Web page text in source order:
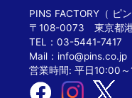
PINS FACTORY（ ピ
〒108-0073 東京都
TEL：03-5441-7417
Mail： info@pins.co.jp
営業時間: 平日10:00